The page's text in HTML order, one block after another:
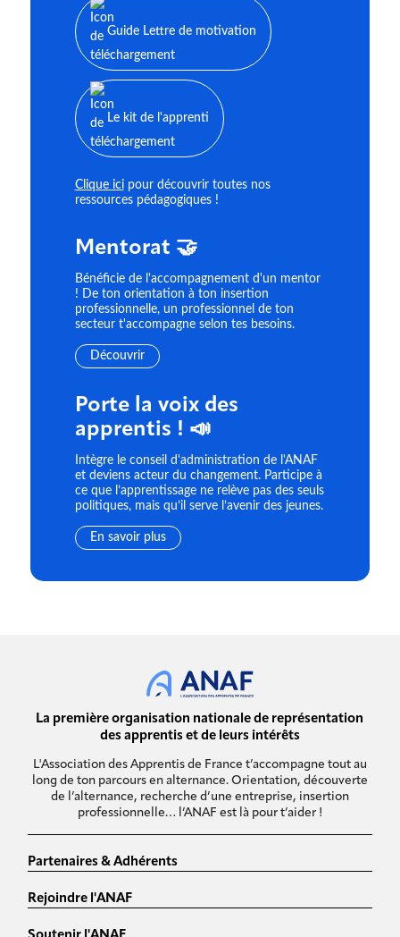
Guide Lettre de motivation
Le kit de l'apprenti
Clique icipour découvrir toutes nos
ressources pédagogiques !
Mentorat 🤝
Bénéficie de l'accompagnement d'un mentor
! De ton orientation à ton insertion
professionnelle, un professionnel de ton
secteur t'accompagne selon tes besoins.
Découvrir
Porte la voix des
apprentis ! 📣
Intègre le conseil d'administration de l'ANAF
et deviens acteur du changement. Participe à
ce que l’apprentissage ne relève pas des seuls
politiques, mais qu’il serve l’avenir des jeunes.
En savoir plus
La première organisation nationale de représentation
des apprentis et de leurs intérêts
L'Association des Apprentis de France t’accompagne tout au
long de ton parcours en alternance. Orientation, découverte
de l’alternance, recherche d’une entreprise, insertion
professionnelle… l’ANAF est là pour t’aider !
Partenaires & Adhérents
Rejoindre l'ANAF